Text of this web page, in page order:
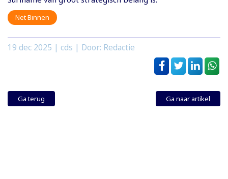
Net Binnen
19 dec 2025 | cds | Door: Redactie
Ga terug Ga naar artikel